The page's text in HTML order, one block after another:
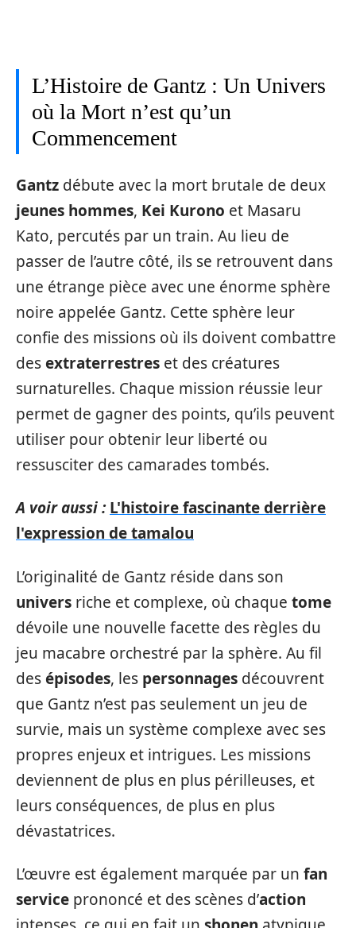
L’Histoire de Gantz : Un Univers
où la Mort n’est qu’un
Commencement
Gantz débute avec la mort brutale de deux
jeunes hommes, Kei Kurono et Masaru
Kato, percutés par un train. Au lieu de
passer de l’autre côté, ils se retrouvent dans
une étrange pièce avec une énorme sphère
noire appelée Gantz. Cette sphère leur
confie des missions où ils doivent combattre
desextraterrestres et des créatures
surnaturelles. Chaque mission réussie leur
permet de gagner des points, qu’ils peuvent
utiliser pour obtenir leur liberté ou
ressusciter des camarades tombés.
A voir aussi : L'histoire fascinante derrière
l'expression de tamalou
L’originalité de Gantz réside dans son
univers riche et complexe, où chaque tome
dévoile une nouvelle facette des règles du
jeu macabre orchestré par la sphère. Au fil
desépisodes, les personnages découvrent
que Gantz n’est pas seulement un jeu de
survie, mais un système complexe avec ses
propres enjeux et intrigues. Les missions
deviennent de plus en plus périlleuses, et
leurs conséquences, de plus en plus
dévastatrices.
L’œuvre est également marquée par un fan
service prononcé et des scènes d’action